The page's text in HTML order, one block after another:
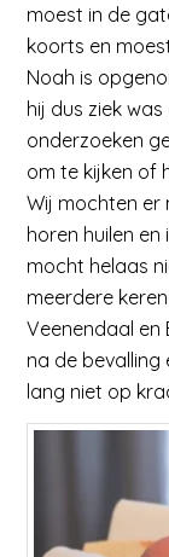
moest in de
koorts en
Noah is
hij dus ziek
onderzoeken
om te kijken of
Wij mochten er
horen huilen en
mocht helaas
meerdere
Veenendaal en
na de bevalling
lang niet op